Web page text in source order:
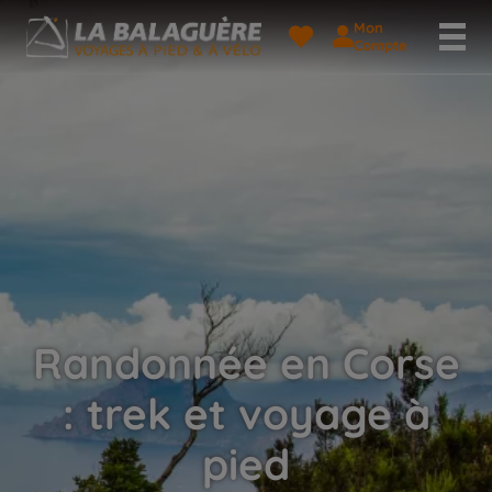
Mon
Compte
Randonnée en Corse
: trek et voyage à
pied